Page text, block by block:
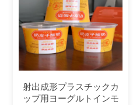
射出成形プラスチックカ
ップ用ヨーグルトインモ